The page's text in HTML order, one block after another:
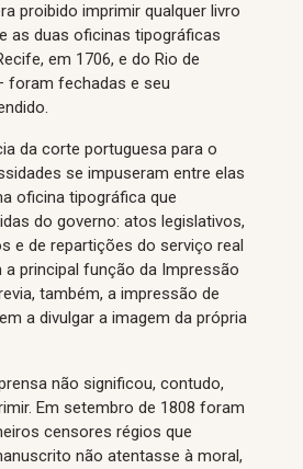
proibido imprimir qualquer livro
as duas oficinas tipográficas
em 1706, e do Rio de
foram fechadas e seu
da corte portuguesa para o
se impuseram entre elas
oficina tipográfica que
do governo: atos legislativos,
e de repartições do serviço real
principal função da Impressão
também, a impressão de
a divulgar a imagem da própria
não significou, contudo,
Em setembro de 1808 foram
censores régios que
não atentasse à moral,